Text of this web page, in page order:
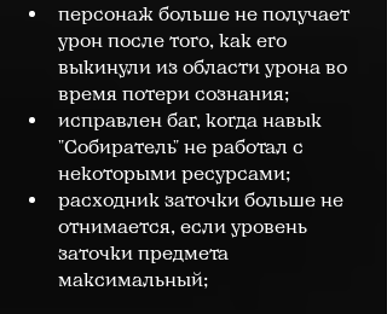
персонаж больше не получает
урон после того, как его
выкинули из области урона во
время потери сознания;
исправлен баг, когда навык
"Собиратель" не работал с
некоторыми ресурсами;
расходник заточки больше не
отнимается, если уровень
заточки предмета
максимальный;